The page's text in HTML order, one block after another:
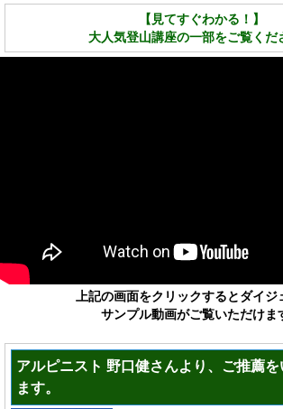
【見てすぐわかる！】
大人気登山講座の一部をご覧くだ
上記の画面をクリックするとダイジ
サンプル動画がご覧いただけま
アルピニスト 野口健さんより、ご推薦を
ます。